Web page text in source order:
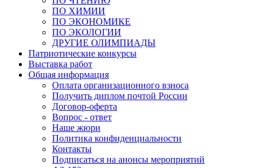
ПО ХИМИИ
ПО ЭКОНОМИКЕ
ПО ЭКОЛОГИИ
ДРУГИЕ ОЛИМПИАДЫ
Патриотические конкурсы
Выставка работ
Общая информация
Оплата организационного взноса
Получить диплом почтой России
Договор-оферта
Вопрос - ответ
Наше жюри
Политика конфиденциальности
Контакты
Подписаться на анонсы мероприятий